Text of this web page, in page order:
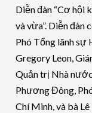
Diễn đàn “Cơ hội
và vừa”. Diễn đàn
Phó Tổng lãnh sự
Gregory Leon,
Quản trị Nhà
Phương Đông,
Chí Minh, và bà